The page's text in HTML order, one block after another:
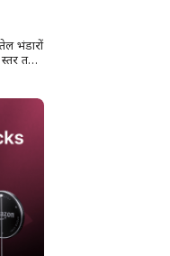
भंडारों
तक